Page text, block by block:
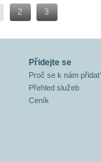
2 3
Přidejte se
Proč se k nám
Přehled služeb
Ceník